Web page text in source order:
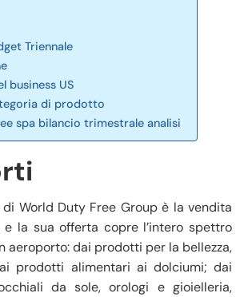
Triennale
business US
di prodotto
spa bilancio trimestrale analisi
World Duty Free Group è la vendita
la sua offerta copre l’intero spettro
aeroporto: dai prodotti per la bellezza,
prodotti alimentari ai dolciumi; dai
da sole, orologi e gioielleria,